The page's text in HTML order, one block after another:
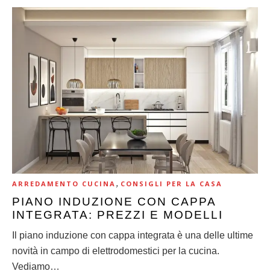
ARREDAMENTO CUCINA , CONSIGLI PER LA CASA
PIANO INDUZIONE CON CAPPA
INTEGRATA: PREZZI E MODELLI
Il piano induzione con cappa integrata è una delle ultime
novità in campo di elettrodomestici per la cucina.
Vediamo…